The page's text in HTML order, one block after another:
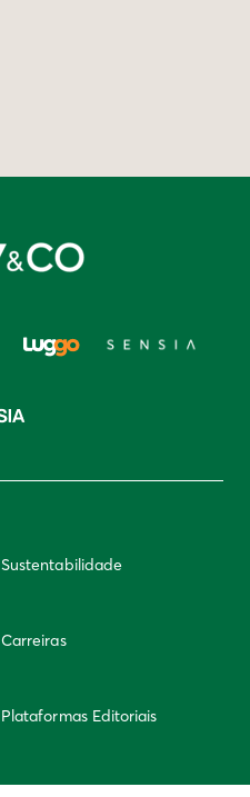
Sustentabilidade
Carreiras
Plataformas Editoriais
Integridade